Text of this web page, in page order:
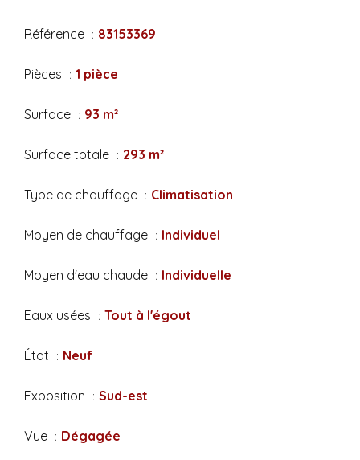
Référence 83153369
Pièces 1 pièce
Surface 93 m²
Surface totale 293 m²
Type de chauffage Climatisation
Moyen de chauffage Individuel
Moyen d'eau chaude Individuelle
Eaux usées Tout à l'égout
État Neuf
Exposition Sud-est
Vue Dégagée